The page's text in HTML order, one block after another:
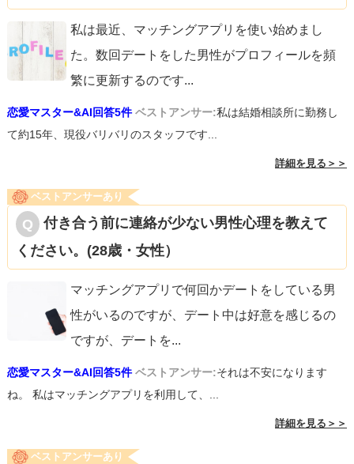
私は最近、マッチングアプリを使い始めまし
た。数回デートをした男性がプロフィールを頻
繁に更新するのです...
恋愛マスター&AI回答5件 ベストアンサー:私は結婚相談所に勤務し
て約15年、現役バリバリのスタッフです...
詳細を見る＞＞
ベストアンサーあり
付き合う前に連絡が少ない男性心理を教えて
ください。(28歳・女性）
マッチングアプリで何回かデートをしている男
性がいるのですが、デート中は好意を感じるの
ですが、デートを...
恋愛マスター&AI回答5件 ベストアンサー:それは不安になります
ね。 私はマッチングアプリを利用して、...
詳細を見る＞＞
ベストアンサーあり